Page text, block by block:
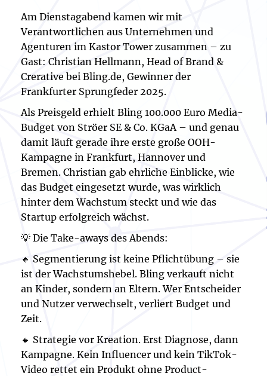
Am Dienstagabend kamen wir mit
Verantwortlichen aus Unternehmen und
Agenturen im Kastor Tower zusammen – zu
Gast: Christian Hellmann, Head of Brand &
Crerative bei Bling.de, Gewinner der
Frankfurter Sprungfeder 2025.
Als Preisgeld erhielt Bling 100.000 Euro Media-
Budget von Ströer SE & Co. KGaA – und genau
damit läuft gerade ihre erste große OOH-
Kampagne in Frankfurt, Hannover und
Bremen. Christian gab ehrliche Einblicke, wie
das Budget eingesetzt wurde, was wirklich
hinter dem Wachstum steckt und wie das
Startup erfolgreich wächst.
💡 Die Take-aways des Abends:
🔸 Segmentierung ist keine Pflichtübung – sie
ist der Wachstumshebel. Bling verkauft nicht
an Kinder, sondern an Eltern. Wer Entscheider
und Nutzer verwechselt, verliert Budget und
Zeit.
🔸 Strategie vor Kreation. Erst Diagnose, dann
Kampagne. Kein Influencer und kein TikTok-
Video rettet ein Produkt ohne Product-